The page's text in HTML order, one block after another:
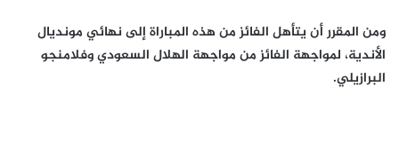
ومن المقرر أن يتأهل الفائز من هذه المباراة إلى نهائي مونديال
الأندية، لمواجهة الفائز من مواجهة الهلال السعودي وفلامنجو
البرازيلي.